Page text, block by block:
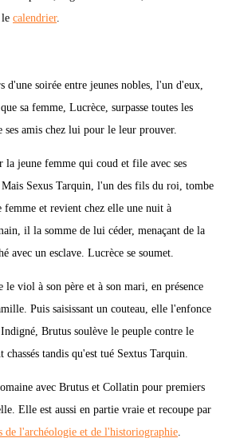
le calendrier.
d'une soirée entre jeunes nobles, l'un d'eux,
sa femme, Lucrèce, surpasse toutes les
ses amis chez lui pour le leur prouver.
la jeune femme qui coud et file avec ses
Sexus Tarquin, l'un des fils du roi, tombe
femme et revient chez elle une nuit à
il la somme de lui céder, menaçant de la
avec un esclave. Lucrèce se soumet.
le viol à son père et à son mari, en présence
Puis saisissant un couteau, elle l'enfonce
Brutus soulève le peuple contre le
tandis qu'est tué Sextus Tarquin.
avec Brutus et Collatin pour premiers
Elle est aussi en partie vraie et recoupe par
de l'archéologie et de l'historiographie.